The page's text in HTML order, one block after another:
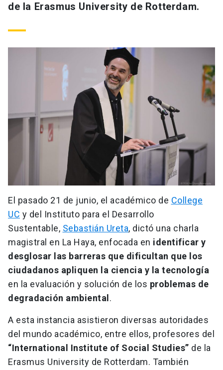
de la Erasmus University de Rotterdam.
El pasado 21 de junio, el académico de College
UC y del Instituto para el Desarrollo
Sustentable, Sebastián Ureta, dictó una charla
magistral en La Haya, enfocada en identificar y
desglosar las barreras que dificultan que los
ciudadanos apliquen la ciencia y la tecnología
en la evaluación y solución de los problemas de
degradación ambiental .
A esta instancia asistieron diversas autoridades
del mundo académico, entre ellos, profesores del
“International Institute of Social Studies” de la
Erasmus University de Rotterdam. También